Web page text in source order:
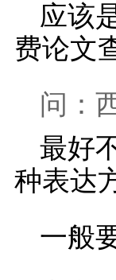
应该
费论文
问：
最好
种表达
一般